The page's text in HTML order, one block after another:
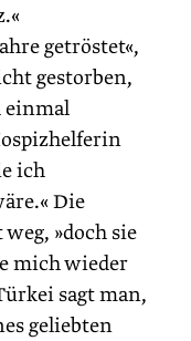
getröstet«,
gestorben,
einmal
ich
Die
»doch sie
mich wieder
sagt man,
geliebten